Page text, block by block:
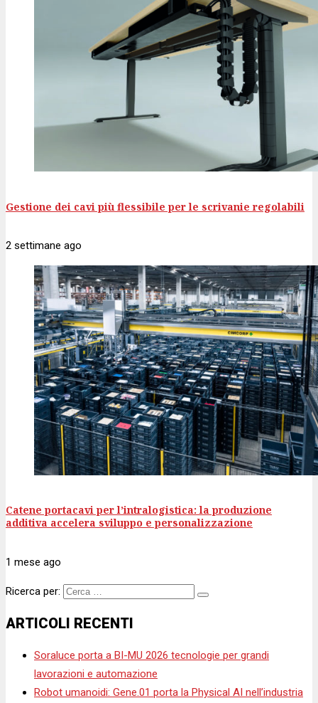
Gestione dei cavi più flessibile per le scrivanie regolabili
2 settimane ago
Catene portacavi per l’intralogistica: la produzione
additiva accelera sviluppo e personalizzazione
1 mese ago
Ricerca per:
ARTICOLI RECENTI
Soraluce porta a BI-MU 2026 tecnologie per grandi
lavorazioni e automazione
Robot umanoidi: Gene.01 porta la Physical AI nell’industria